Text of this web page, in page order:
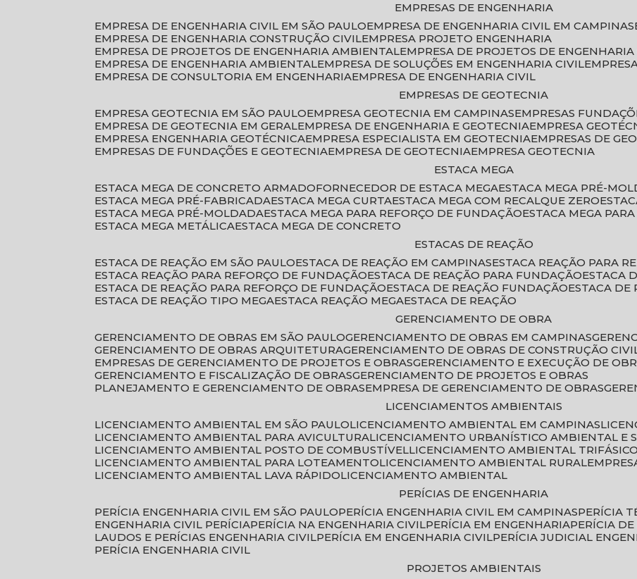
EMPRESAS DE ENGENHARIA
EMPRESA DE ENGENHARIA CIVIL EM SÃO PAULO
EMPRESA DE ENGENHARIA CIVIL EM CAMPINAS
EMPRESA DE ENGENHARIA CONSTRUÇÃO CIVIL EMPRESA PROJETO ENGENHARIA
EMPRESA DE PROJETOS DE ENGENHARIA AMBIENTAL EMPRESA DE PROJETOS DE
EMPRESA DE ENGENHARIA AMBIENTAL EMPRESA DE SOLUÇÕES EM ENGENHARIA CIVIL
EMPRESA DE CONSULTORIA EM ENGENHARIA EMPRESA DE ENGENHARIA CIVIL
EMPRESAS DE GEOTECNIA
EMPRESA GEOTECNIA EM SÃO PAULO
EMPRESA GEOTECNIA EM CAMPINAS
EMPRESAS
EMPRESA DE GEOTECNIA EM GERAL EMPRESA DE ENGENHARIA E GEOTECNIA EMPRESA
EMPRESA ENGENHARIA GEOTÉCNICA EMPRESA ESPECIALISTA EM GEOTECNIA EMPRESAS DE
EMPRESAS DE FUNDAÇÕES E GEOTECNIA EMPRESA DE GEOTECNIA EMPRESA GEOTECNIA
ESTACA MEGA
ESTACA MEGA DE CONCRETO ARMADO
FORNECEDOR DE ESTACA MEGA ESTACA MEGA PRÉ-
ESTACA MEGA PRÉ-FABRICADA ESTACA MEGA CURTA ESTACA MEGA COM RECALQUE ZERO
ESTACA MEGA PRÉ-MOLDADA ESTACA MEGA PARA REFORÇO DE FUNDAÇÃO
ESTACA MEGA
ESTACA MEGA METÁLICA ESTACA MEGA DE CONCRETO
ESTACAS DE REAÇÃO
ESTACA DE REAÇÃO EM SÃO PAULO
ESTACA DE REAÇÃO EM CAMPINAS
ESTACA REAÇÃO PARA
ESTACA REAÇÃO PARA REFORÇO DE FUNDAÇÃO
ESTACA DE REAÇÃO PARA FUNDAÇÃO
ESTACA
ESTACA DE REAÇÃO PARA REFORÇO DE FUNDAÇÃO
ESTACA DE REAÇÃO FUNDAÇÃO
ESTACA
ESTACA DE REAÇÃO TIPO MEGA ESTACA REAÇÃO MEGA ESTACA DE REAÇÃO
GERENCIAMENTO DE OBRA
GERENCIAMENTO DE OBRAS EM SÃO PAULO
GERENCIAMENTO DE OBRAS EM CAMPINAS
GERENCIAMENTO DE OBRAS ARQUITETURA
GERENCIAMENTO DE OBRAS DE CONSTRUÇÃO
EMPRESAS DE GERENCIAMENTO DE PROJETOS E OBRAS
GERENCIAMENTO E EXECUÇÃO DE
GERENCIAMENTO E FISCALIZAÇÃO DE OBRAS
GERENCIAMENTO DE PROJETOS E OBRAS
PLANEJAMENTO E GERENCIAMENTO DE OBRAS
EMPRESA DE GERENCIAMENTO DE OBRAS
LICENCIAMENTOS AMBIENTAIS
LICENCIAMENTO AMBIENTAL EM SÃO PAULO LICENCIAMENTO AMBIENTAL EM CAMPINAS
LICENCIAMENTO AMBIENTAL PARA AVICULTURA LICENCIAMENTO URBANÍSTICO AMBIENTAL E
LICENCIAMENTO AMBIENTAL POSTO DE COMBUSTÍVEL LICENCIAMENTO AMBIENTAL TRIFÁSICO
LICENCIAMENTO AMBIENTAL PARA LOTEAMENTO LICENCIAMENTO AMBIENTAL RURAL
LICENCIAMENTO AMBIENTAL LAVA RÁPIDO LICENCIAMENTO AMBIENTAL
PERÍCIAS DE ENGENHARIA
PERÍCIA ENGENHARIA CIVIL EM SÃO PAULO
PERÍCIA ENGENHARIA CIVIL EM CAMPINAS
PERÍCIA
ENGENHARIA CIVIL PERÍCIA
PERÍCIA NA ENGENHARIA CIVIL PERÍCIA EM ENGENHARIA
PERÍCIA
LAUDOS E PERÍCIAS ENGENHARIA CIVIL
PERÍCIA EM ENGENHARIA CIVIL PERÍCIA JUDICIAL
PERÍCIA ENGENHARIA CIVIL
PROJETOS AMBIENTAIS